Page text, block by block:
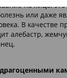
на лицо:
или даже
В качестве
алебастр,